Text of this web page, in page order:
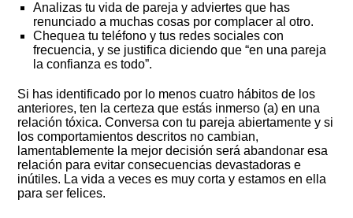
Analizas tu vida de pareja y adviertes que has
renunciado a muchas cosas por complacer al otro.
Chequea tu teléfono y tus redes sociales con
frecuencia, y se justifica diciendo que “en una pareja
la confianza es todo”.
Si has identificado por lo menos cuatro hábitos de los
anteriores, ten la certeza que estás inmerso (a) en una
relación tóxica. Conversa con tu pareja abiertamente y si
los comportamientos descritos no cambian,
lamentablemente la mejor decisión será abandonar esa
relación para evitar consecuencias devastadoras e
inútiles. La vida a veces es muy corta y estamos en ella
para ser felices.